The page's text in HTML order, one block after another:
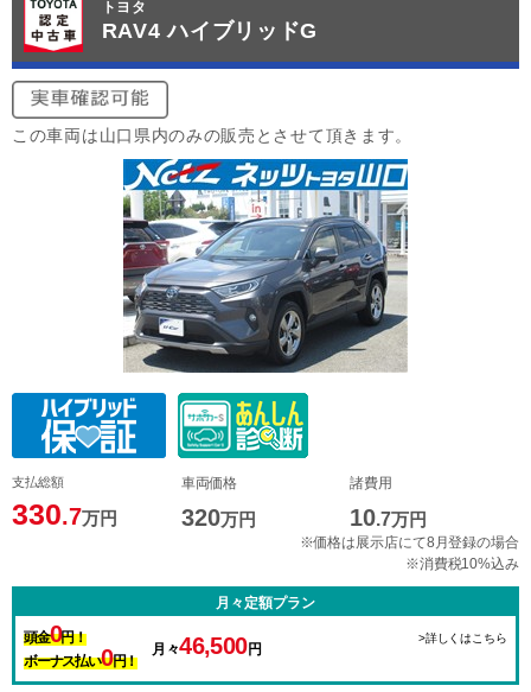
トヨタ
RAV4 ハイブリッドG
この車両は山口県内のみの販売とさせて頂きます。
支払総額
330.7万円
車両価格
320万円
諸費用
10.7万円
※価格は展示店にて8月登録の場合
※消費税10%込み
月々定額プラン
頭金0円！
ボーナス払い0円！
月々46,500円
>詳しくはこちら